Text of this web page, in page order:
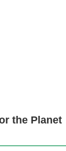
the Planet